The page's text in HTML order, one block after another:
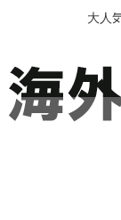
大人